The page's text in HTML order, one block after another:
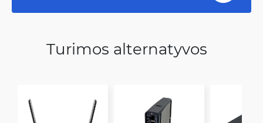
Turimos alternatyvos